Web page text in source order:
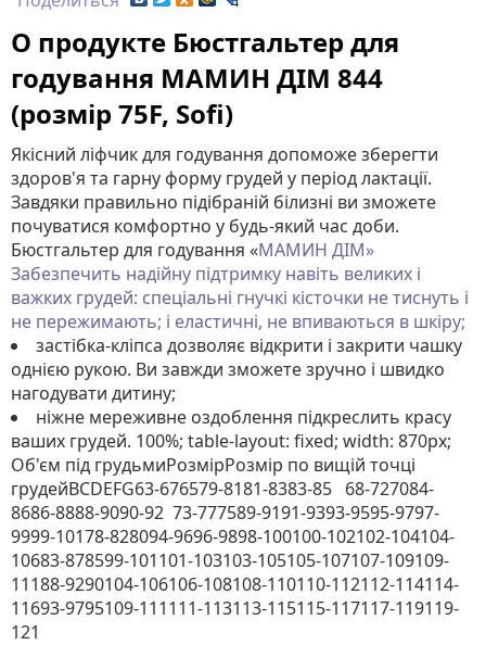
О продукте Бюстгальтер для
годування МАМИН ДІМ 844
(розмір 75F, Sofi)
Якісний ліфчик для годування допоможе зберегти
здоров'я та гарну форму грудей у ​​період лактації.
Завдяки правильно підібраній білизні ви зможете
почуватися комфортно у будь-який час доби.
Бюстгальтер для годування «МАМИН ДІМ»
Забезпечить надійну підтримку навіть великих і
важких грудей: спеціальні гнучкі кісточки не тиснуть і
не пережимають; і еластичні, не впиваються в шкіру;
застібка-кліпса дозволяє відкрити і закрити чашку
однією рукою. Ви завжди зможете зручно і швидко
нагодувати дитину;
ніжне мереживне оздоблення підкреслить красу
ваших грудей. 100%; table-layout: fixed; width: 870px;
Об'єм під грудьмиРозмірРозмір по вищій точці
грудейBCDEFG63-676579-8181-8383-85 68-727084-
8686-8888-9090-92 73-777589-9191-9393-9595-9797-
9999-10178-828094-9696-9898-100100-102102-104104-
10683-878599-101101-103103-105105-107107-109109-
11188-9290104-106106-108108-110110-112112-114114-
11693-9795109-111111-113113-115115-117117-119119-
121